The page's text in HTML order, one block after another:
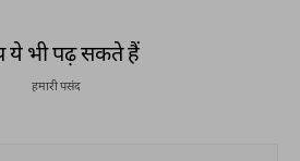
भी पढ़ सकते हैं
हमारी पसंद